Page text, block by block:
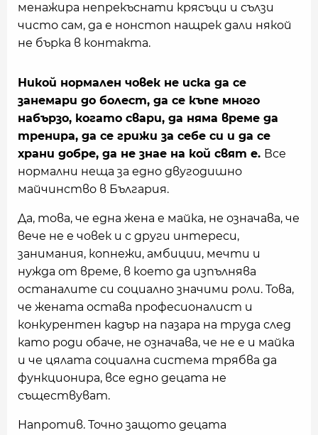
менажира непрекъснати крясъци и сълзи
чисто сам, да е нонстоп нащрек дали някой
не бърка в контакта.
Никой нормален човек не иска да се
занемари до болест, да се къпе много
набързо, когато свари, да няма време да
тренира, да се грижи за себе си и да се
храни добре, да не знае на кой свят е. Все
нормални неща за едно двугодишно
майчинство в България.
Да, това, че една жена е майка, не означава, че
вече не е човек и с други интереси,
занимания, копнежи, амбиции, мечти и
нужда от време, в което да изпълнява
останалите си социално значими роли. Това,
че жената остава професионалист и
конкурентен кадър на пазара на труда след
като роди обаче, не означава, че не е и майка
и че цялата социална система трябва да
функционира, все едно децата не
съществуват.
Напротив. Точно защото децата